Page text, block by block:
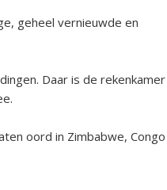
geheel vernieuwde en
Daar is de rekenkamer
oord in Zimbabwe, Congo